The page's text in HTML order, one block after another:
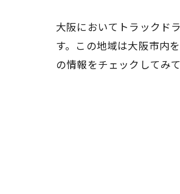
大阪においてトラックド
す。この地域は大阪市内
の情報をチェックしてみ